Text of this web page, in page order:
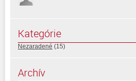
Kategórie
Nezaradené (15)
Archív